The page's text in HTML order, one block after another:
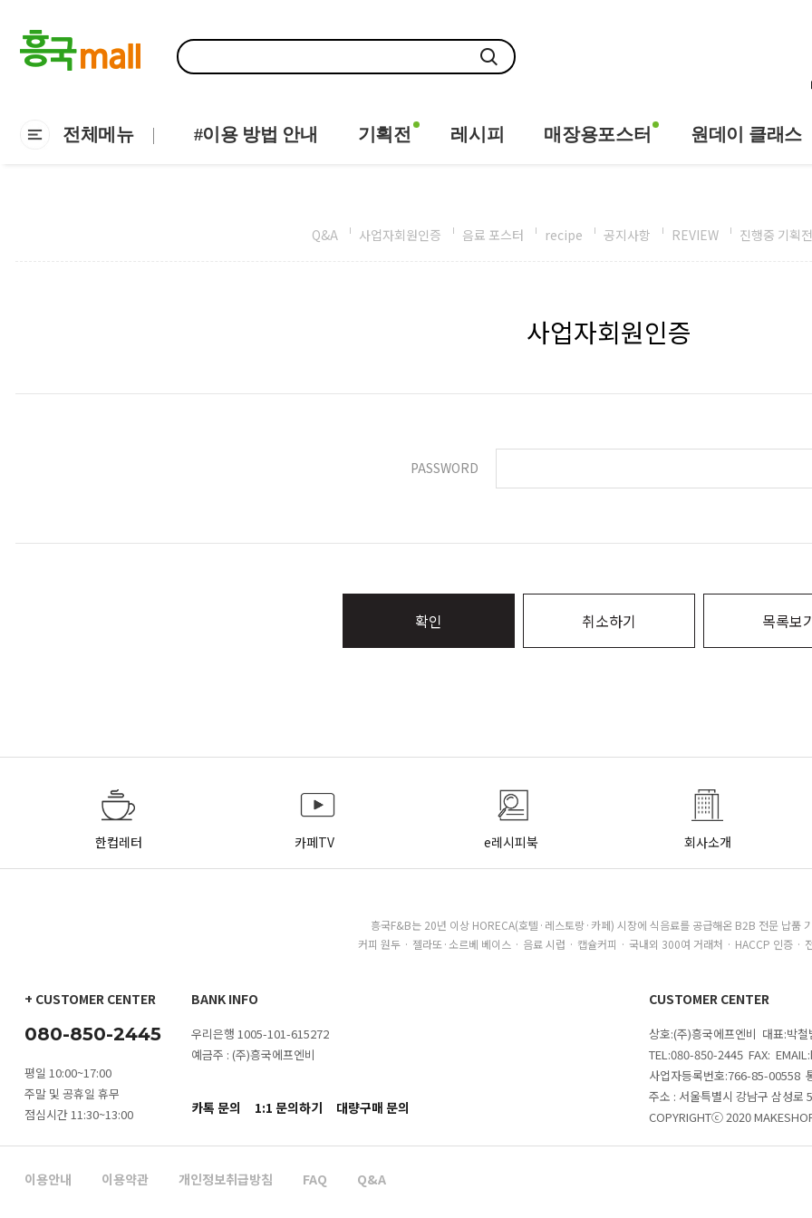
전체메뉴 #이용 방법 안내 기획전 레시피 매장용포스터 원데이 클래스
Q&A 사업자회원인증 음료 포스터 recipe 공지사항 REVIEW 진행중 기획전
사업자회원인증
PASSWORD
확인 취소하기 목록보
한컵레터 카페TV e레시피북 회사소개
흥국F&B는 20년 이상 HORECA(호텔·레스토랑·카페) 시장에 식음료를 공급해온 B2B 전문 납품
커피 원두 · 젤라또·소르베 베이스 · 음료 시럽 · 캡슐커피 · 국내외 300여 거래처 · HACCP 인증 ·
+ CUSTOMER CENTER
080-850-2445
평일 10:00~17:00
주말 및 공휴일 휴무
점심시간 11:30~13:00
BANK INFO
우리은행 1005-101-615272
예금주 : (주)흥국에프엔비
카톡 문의 1:1 문의하기 대량구매 문의
CUSTOMER CENTER
상호:(주)흥국에프엔비 대표:박
TEL:080-850-2445 FAX:
사업자등록번호:766-85-00558
주소 : 서울특별시 강남구 삼성로
COPYRIGHTⓒ 2020
이용안내 이용약관 개인정보취급방침 FAQ Q&A